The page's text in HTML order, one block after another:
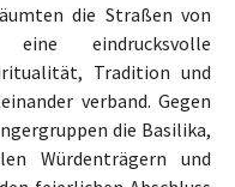
die Straßen von
eindrucksvolle
Tradition und
verband. Gegen
die Basilika,
Würdenträgern und